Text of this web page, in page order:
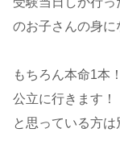
のお子さんの身に
もちろん本命1本
公立に行きます！
と思っている方は